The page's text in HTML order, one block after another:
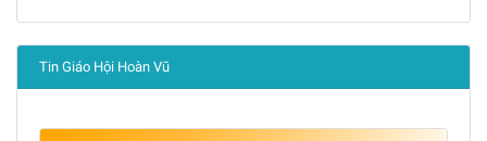
Tin Giáo Hội Hoàn Vũ